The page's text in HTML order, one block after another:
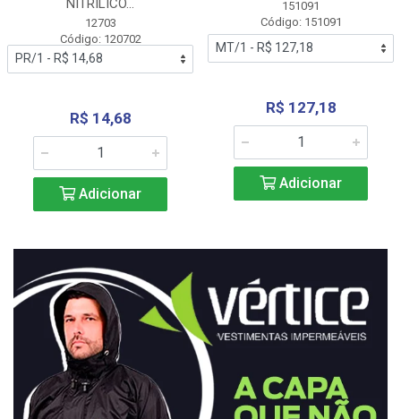
NITRÍLICO...
12703
Código: 120702
R$ 14,68
Adicionar
151091
Código: 151091
R$ 127,18
Adicionar